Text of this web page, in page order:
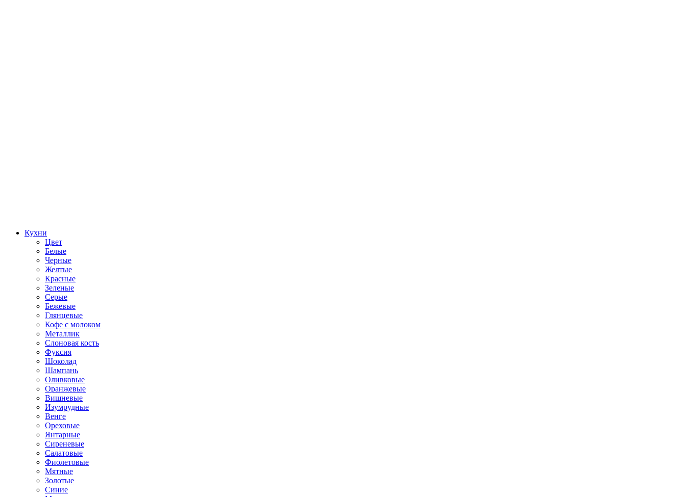
Кухни
Цвет
Белые
Черные
Желтые
Красные
Зеленые
Серые
Бежевые
Глянцевые
Кофе с молоком
Металлик
Слоновая кость
Фуксия
Шоколад
Шампань
Оливковые
Оранжевые
Вишневые
Изумрудные
Венге
Ореховые
Янтарные
Сиреневые
Салатовые
Фиолетовые
Мятные
Золотые
Синие